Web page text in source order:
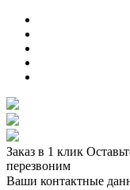
Заказ в 1 клик
перезвоним
Ваши контактные